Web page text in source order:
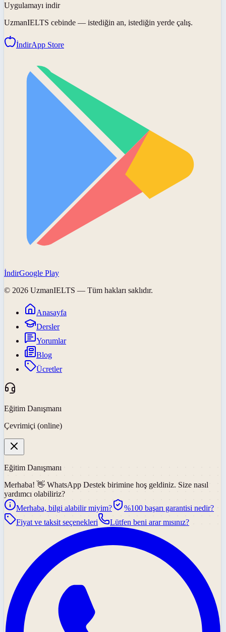
Uygulamayı indir
UzmanIELTS cebinde — istediğin an, istediğin yerde çalış.
İndirApp Store
İndirGoogle Play
© 2026 UzmanIELTS — Tüm hakları saklıdır.
Anasayfa
Dersler
Yorumlar
Blog
Ücretler
Eğitim Danışmanı
Çevrimiçi (online)
Eğitim Danışmanı
Merhaba! 👋 WhatsApp Destek birimine hoş geldiniz. Size nasıl
yardımcı olabiliriz?
Merhaba, bilgi alabilir miyim?
%100 başarı garantisi nedir?
Fiyat ve taksit seçenekleri
Lütfen beni arar mısınız?